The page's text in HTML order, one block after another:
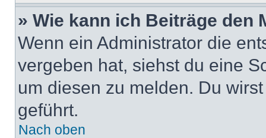
» Wie kann ich Beiträge den
Wenn ein Administrator die
vergeben hat, siehst du eine
um diesen zu melden. Du
geführt.
Nach oben